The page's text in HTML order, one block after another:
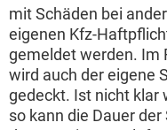
mit Schäden bei
eigenen Kfz-
gemeldet werden. Im
wird auch der eigene
gedeckt. Ist nicht klar
so kann die Dauer